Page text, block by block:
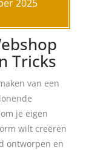
2025
Tricks
van een
je eigen
wilt creëren
ontworpen en